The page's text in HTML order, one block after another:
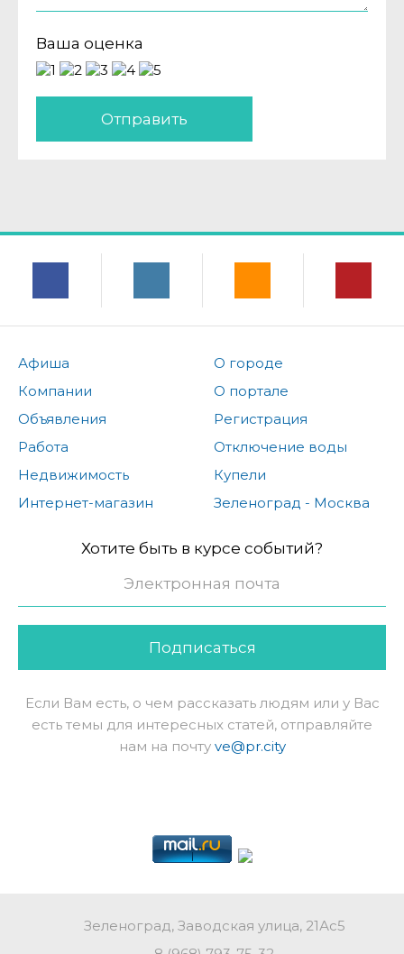
Ваша оценка
Отправить
Афиша
Компании
Объявления
Работа
Недвижимость
Интернет-магазин
О городе
О портале
Регистрация
Отключение воды
Купели
Зеленоград - Москва
Хотите быть в курсе событий?
Подписаться
Если Вам есть, о чем рассказать людям или у Вас
есть темы для интересных статей, отправляйте
нам на почту ve@pr.city
Зеленоград, Заводская улица, 21Ас5